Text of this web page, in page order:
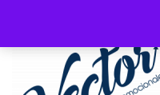
Saltar
contenido